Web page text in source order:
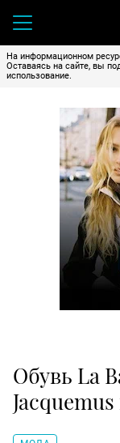
На информационном
Оставаясь на сайте, вы
использование.
Обувь La